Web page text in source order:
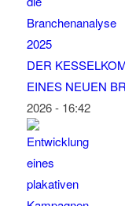
DER
EINES NEUEN
2026 - 16:42